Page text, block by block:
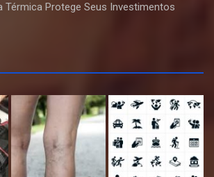
Térmica Protege Seus Investimentos